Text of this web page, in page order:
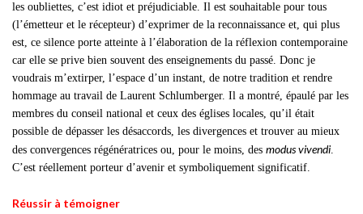
les oubliettes, c’est idiot et préjudiciable. Il est souhaitable pour tous
(l’émetteur et le récepteur) d’exprimer de la reconnaissance et, qui plus
est, ce silence porte atteinte à l’élaboration de la réflexion contemporaine
car elle se prive bien souvent des enseignements du passé. Donc je
voudrais m’extirper, l’espace d’un instant, de notre tradition et rendre
hommage au travail de Laurent Schlumberger. Il a montré, épaulé par les
membres du conseil national et ceux des églises locales, qu’il était
possible de dépasser les désaccords, les divergences et trouver au mieux
des convergences régénératrices ou, pour le moins, des modus vivendi.
C’est réellement porteur d’avenir et symboliquement significatif.
Réussir à témoigner